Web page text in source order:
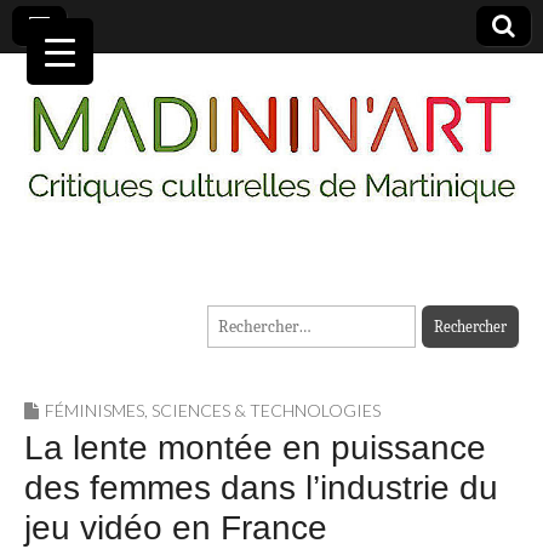
MADININ'ART
Rechercher :
FÉMINISMES, SCIENCES & TECHNOLOGIES
La lente montée en puissance
des femmes dans l’industrie du
jeu vidéo en France